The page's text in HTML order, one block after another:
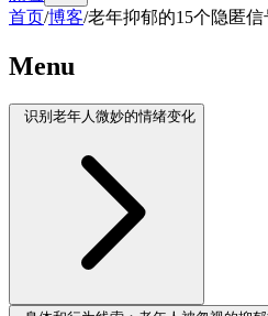
首页/博客/老年抑郁的15个隐匿
Menu
识别老年人微妙的情绪变化